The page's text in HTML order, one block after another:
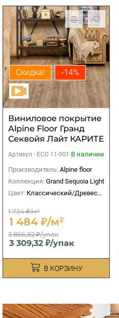
Скидка! -14%
Виниловое покрытие
Alpine Floor Гранд
Секвойя Лайт КАРИТЕ
Артикул - ECO 11-901 В наличии
Производитель: Alpine floor
Коллекция: Grand Sequoia Light
Цвет: Классический/Древесный
1 734 ₽/м²
1 484 ₽/м²
3 866,82 ₽/упак
3 309,32 ₽/упак
В КОРЗИНУ